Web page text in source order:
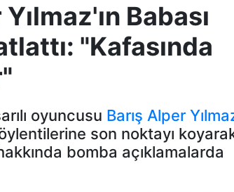
Babası
"Kafasında
oyuncusu Barış Alper
son noktayı
bomba açıklamalarda